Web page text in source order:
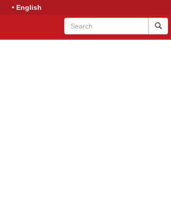
• English